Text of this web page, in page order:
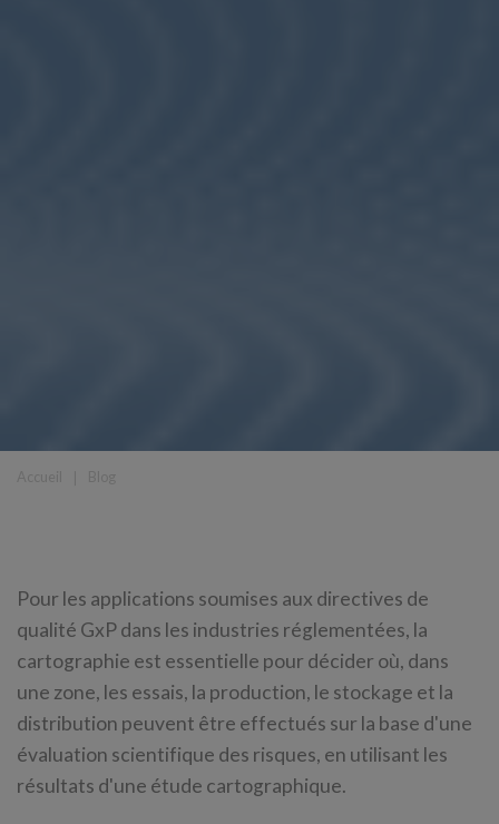
Pour les applications soumises aux directives de
qualité GxP dans les industries réglementées, la
cartographie est essentielle pour décider où, dans
une zone, les essais, la production, le stockage et la
distribution peuvent être effectués sur la base d'une
évaluation scientifique des risques, en utilisant les
résultats d'une étude cartographique.